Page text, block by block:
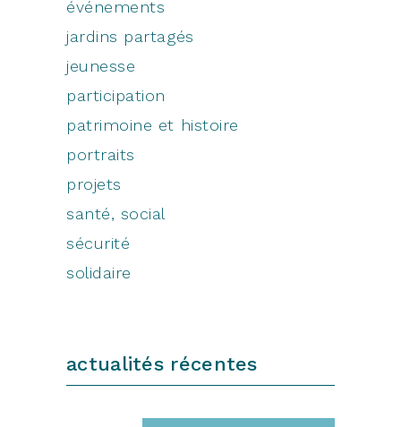
événements
jardins partagés
jeunesse
participation
patrimoine et histoire
portraits
projets
santé, social
sécurité
solidaire
actualités récentes